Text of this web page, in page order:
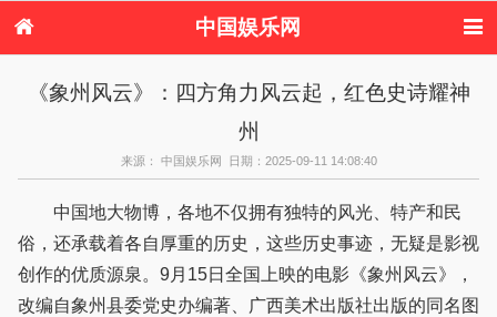
中国娱乐网
港台娱乐
日本娱乐 韩国娱乐
欧美娱乐
港台明星八卦
日本韩国明星
欧美明星八卦
《象州风云》：四方角力风云起，红色史诗耀神
州
来源： 中国娱乐网 日期：2025-09-11 14:08:40
中国地大物博，各地不仅拥有独特的风光、特产和民
俗，还承载着各自厚重的历史，这些历史事迹，无疑是影视
创作的优质源泉。9月15日全国上映的电影《象州风云》，
改编自象州县委党史办编著、广西美术出版社出版的同名图